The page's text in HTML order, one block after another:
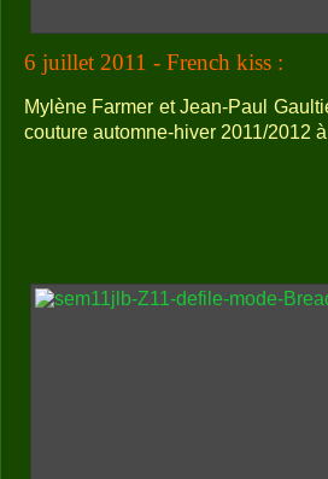
6 juillet 2011 - French kiss :
Mylène Farmer et Jean-Paul
couture automne-hiver 2011/2012